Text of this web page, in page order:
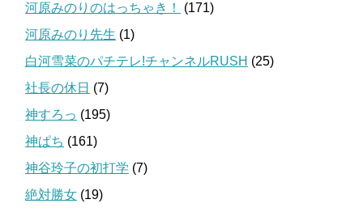
河原みのりのはっちゃき！
(171)
河原みのり先生 (1)
白河雪菜のパチテレ!チャンネルRUSH (25)
社長の休日 (7)
神すろっ (195)
神ぱち (161)
神谷玲子の初打学 (7)
絶対勝女 (19)